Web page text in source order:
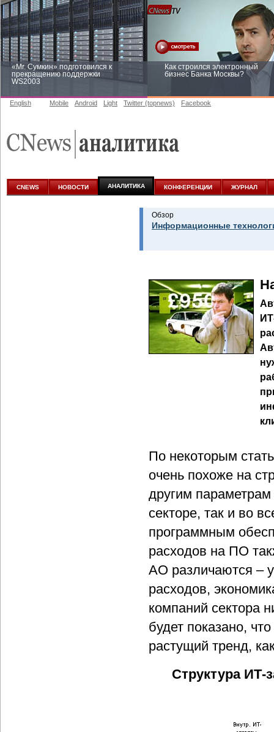
«Mr. Сумкин» подготовился к
прекращению поддержки
WS2003
Как строился электронный
бизнес Банка Москвы?
аналитике
English Mobile Android Light Twitter (topnews) Facebook
CNEWS НОВОСТИ АНАЛИТИКА КОНФЕРЕНЦИИ ЖУРНАЛ
Обзор
Информационные
По некоторым
очень похоже на
другим
секторе, так и во
программным
расходов на ПО
АО различаются –
расходов,
компаний сектора
будет показано,
растущий тренд,
Структура ИТ-